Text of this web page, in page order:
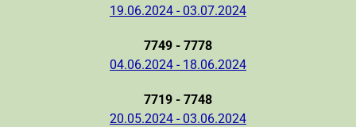
19.06.2024 - 03.07.2024
7749 - 7778
04.06.2024 - 18.06.2024
7719 - 7748
20.05.2024 - 03.06.2024